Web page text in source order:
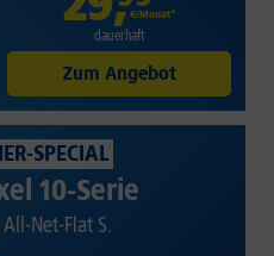
€/Monat*
dauerhaft
Zum Angebot
SPECIAL
10-Serie
Net-Flat S.